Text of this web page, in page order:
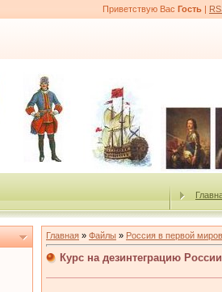
Приветствую Вас Гость |
Главная » Файлы » Россия в первой
Курс на дезинтеграцию России